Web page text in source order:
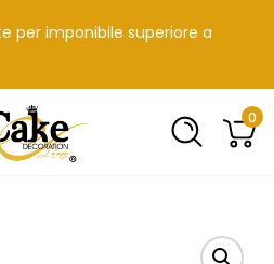
per imponibile superiore a
0